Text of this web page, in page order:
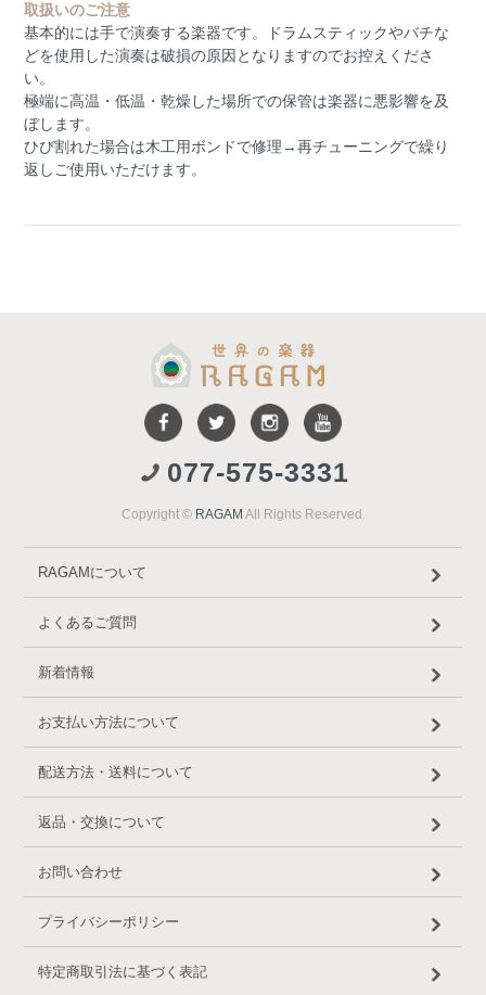
取扱いのご注意
基本的には手で演奏する楽器です。ドラムスティックやバチな
どを使用した演奏は破損の原因となりますのでお控えくださ
い。
極端に高温・低温・乾燥した場所での保管は楽器に悪影響を及
ぼします。
ひび割れた場合は木工用ボンドで修理→再チューニングで繰り
返しご使用いただけます。
077-575-3331
Copyright © RAGAM All Rights Reserved.
RAGAMについて
よくあるご質問
新着情報
お支払い方法について
配送方法・送料について
返品・交換について
お問い合わせ
プライバシーポリシー
特定商取引法に基づく表記